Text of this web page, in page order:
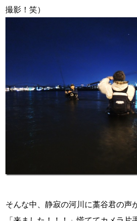
撮影！笑）
そんな中、静寂の河川に藁谷君の声